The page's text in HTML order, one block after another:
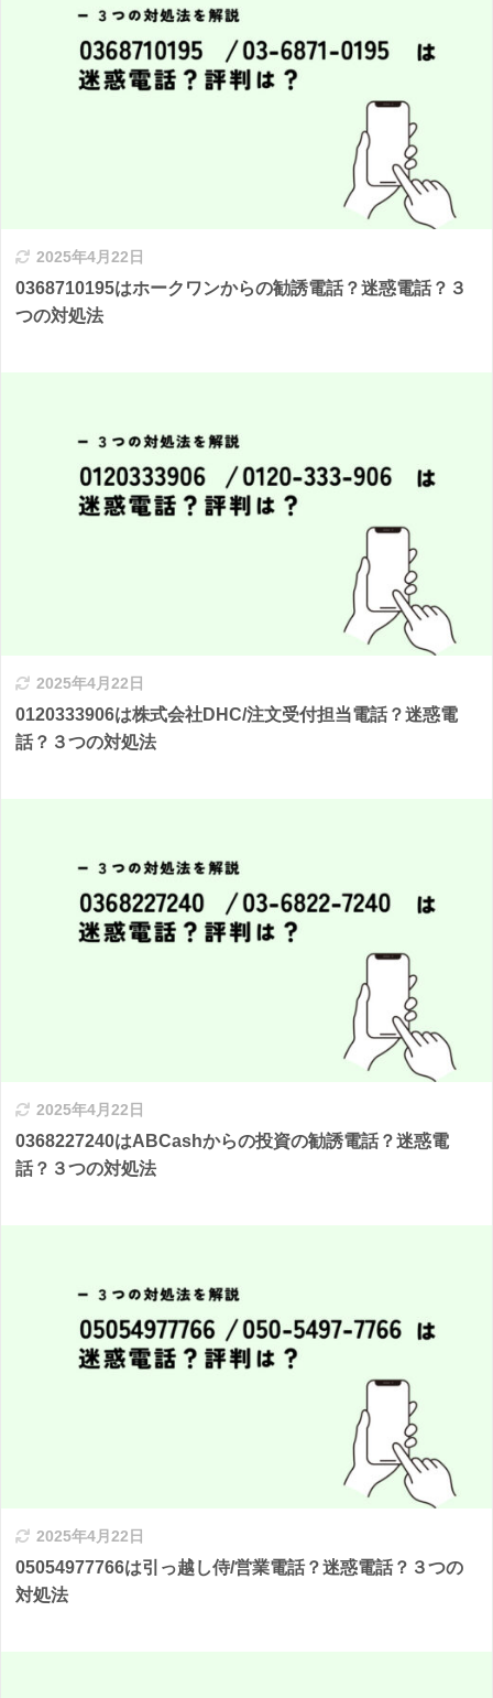
2025年4月22日
0368710195はホークワンからの勧誘電話？迷惑電話？３
つの対処法
2025年4月22日
0120333906は株式会社DHC/注文受付担当電話？迷惑電
話？３つの対処法
2025年4月22日
0368227240はABCashからの投資の勧誘電話？迷惑電
話？３つの対処法
2025年4月22日
05054977766は引っ越し侍/営業電話？迷惑電話？３つの
対処法